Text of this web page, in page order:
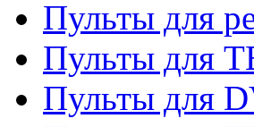
Пульты для
Пульты для
Пульты для